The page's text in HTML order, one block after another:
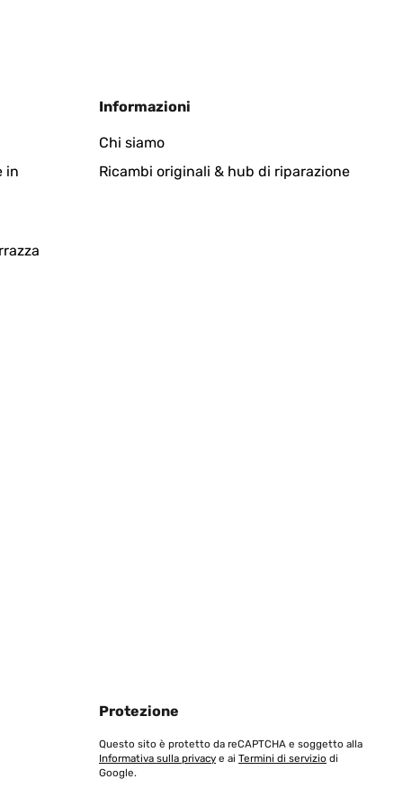
great service delivery was excellent all the way
in
Informazioni
Chi siamo
Ricambi originali & hub di riparazione
Protezione
Questo sito è protetto da reCAPTCHA e soggetto alla
Informativa sulla privacy e ai Termini di servizio di
Google.